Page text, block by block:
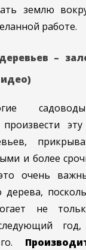
землю
работе.
–
произвести
и более
очень
не